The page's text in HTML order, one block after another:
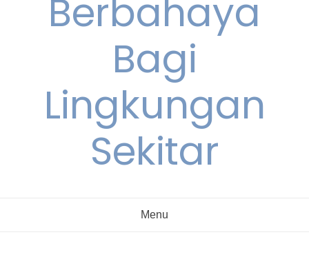
Berbahaya
Bagi
Lingkungan
Sekitar
Menu